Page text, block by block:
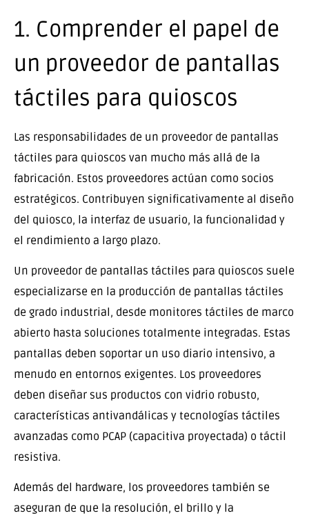
1. Comprender el papel de
un proveedor de pantallas
táctiles para quioscos
Las responsabilidades de un proveedor de pantallas
táctiles para quioscos van mucho más allá de la
fabricación. Estos proveedores actúan como socios
estratégicos. Contribuyen significativamente al diseño
del quiosco, la interfaz de usuario, la funcionalidad y
el rendimiento a largo plazo.
Un proveedor de pantallas táctiles para quioscos suele
especializarse en la producción de pantallas táctiles
de grado industrial, desde monitores táctiles de marco
abierto hasta soluciones totalmente integradas. Estas
pantallas deben soportar un uso diario intensivo, a
menudo en entornos exigentes. Los proveedores
deben diseñar sus productos con vidrio robusto,
características antivandálicas y tecnologías táctiles
avanzadas como PCAP (capacitiva proyectada) o táctil
resistiva.
Además del hardware, los proveedores también se
aseguran de que la resolución, el brillo y la